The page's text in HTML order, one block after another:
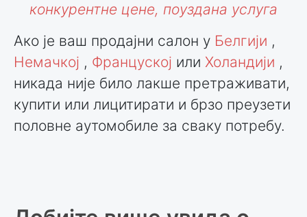
конкурентне цене, поуздана услуга
Ако је ваш продајни салон у Белгији ,
Немачкој , Француској или Холандији ,
никада није било лакше претраживати,
купити или лицитирати и брзо преузети
половне аутомобиле за сваку потребу.